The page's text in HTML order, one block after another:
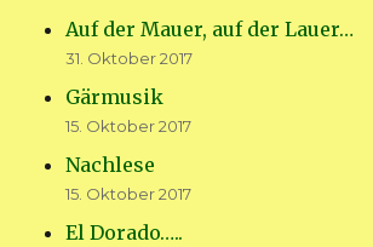
Auf der Mauer, auf der Lauer…
31. Oktober 2017
Gärmusik
15. Oktober 2017
Nachlese
15. Oktober 2017
El Dorado…..